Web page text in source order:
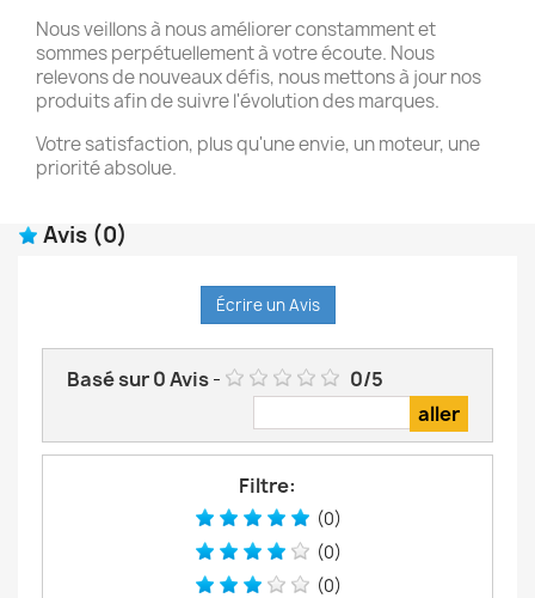
Nous veillons à nous améliorer constamment et
sommes perpétuellement à votre écoute. Nous
relevons de nouveaux défis, nous mettons à jour nos
produits afin de suivre l'évolution des marques.
Votre satisfaction, plus qu'une envie, un moteur, une
priorité absolue.
Avis (0)
Écrire un Avis
Basé sur0Avis- 0/5
Filtre:
(0)
(0)
(0)